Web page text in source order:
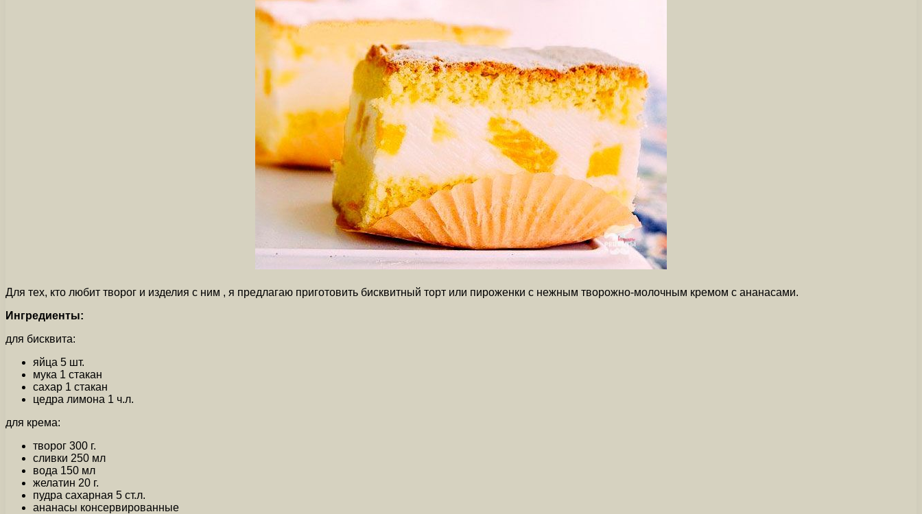
Для тех, кто любит творог и изделия с ним , я предлагаю приготовить бисквитный торт или пироженки с нежным творожно-молочным кремом с ананасами.
Ингредиенты:
для бисквита:
яйца 5 шт.
мука 1 стакан
сахар 1 стакан
цедра лимона 1 ч.л.
для крема:
творог 300 г.
сливки 250 мл
вода 150 мл
желатин 20 г.
пудра сахарная 5 ст.л.
ананасы консервированные